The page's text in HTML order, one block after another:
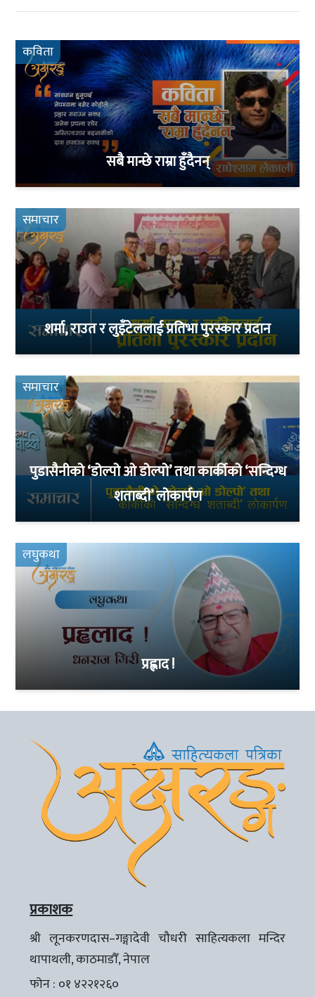
कविता
सबै मान्छे राम्रा हुँदैनन्
समाचार
शर्मा, राउत र लुइँटेललाई प्रतिभा पुरस्कार प्रदान
समाचार
पुडासैनीको ‘डोल्पो ओ डोल्पो’ तथा कार्कीको ‘सन्दिग्ध
शताब्दी’ लोकार्पण
लघुकथा
प्रह्लाद !
प्रकाशक
श्री लूनकरणदास–गङ्गादेवी चौधरी साहित्यकला मन्दिर
थापाथली, काठमाडौँ, नेपाल
फोन : ०१ ४२२१२६०